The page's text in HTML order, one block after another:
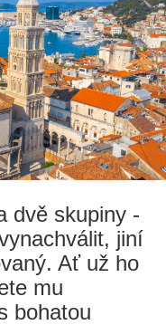
dvě skupiny -
jiní
Ať už ho
mu
bohatou